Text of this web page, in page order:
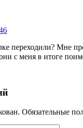
переходили? Мне
с меня в итоге
Обязательные